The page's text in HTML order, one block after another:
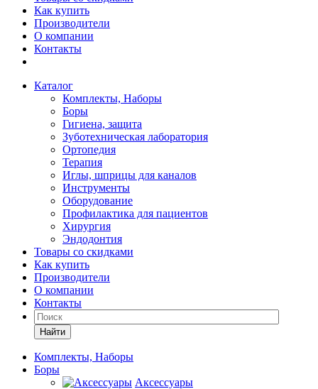
Как купить
Производители
О компании
Контакты
Каталог
Комплекты, Наборы
Боры
Гигиена, защита
Зуботехническая лаборатория
Ортопедия
Терапия
Иглы, шприцы для каналов
Инструменты
Оборудование
Профилактика для пациентов
Хирургия
Эндодонтия
Товары со скидками
Как купить
Производители
О компании
Контакты
Найти
Комплекты, Наборы
Боры
Аксессуары